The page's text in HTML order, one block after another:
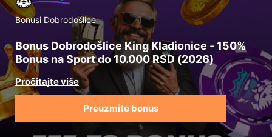
Bonusi Dobrodošlice
Bonus Dobrodošlice King Kladionice - 150%
Bonus na Sport do 10.000 RSD (2026)
Preuzmite bonus